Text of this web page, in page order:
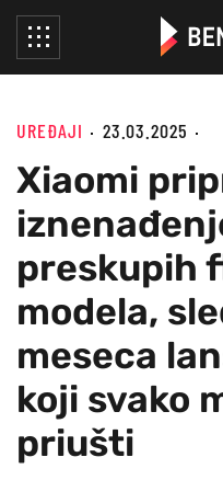
UREĐAJI 23.03.2025
Xiaomi
preskupih
modela,
meseca
koji svako
priušti